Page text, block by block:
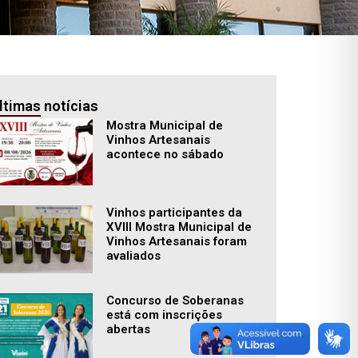
notícias
Mostra Municipal de
Vinhos Artesanais
acontece no sábado
Vinhos participantes da
XVIII Mostra Municipal de
Vinhos Artesanais foram
avaliados
Concurso de Soberanas
está com inscrições
abertas